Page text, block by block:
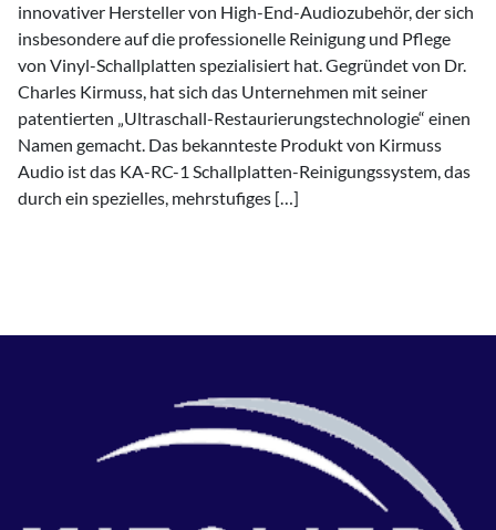
innovativer Hersteller von High-End-Audiozubehör, der sich
insbesondere auf die professionelle Reinigung und Pflege
von Vinyl-Schallplatten spezialisiert hat. Gegründet von Dr.
Charles Kirmuss, hat sich das Unternehmen mit seiner
patentierten „Ultraschall-Restaurierungstechnologie“ einen
Namen gemacht. Das bekannteste Produkt von Kirmuss
Audio ist das KA-RC-1 Schallplatten-Reinigungssystem, das
durch ein spezielles, mehrstufiges […]